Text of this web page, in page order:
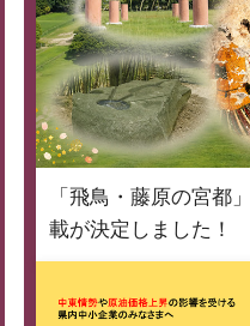
「飛鳥・藤原の宮都
載が決定しました！